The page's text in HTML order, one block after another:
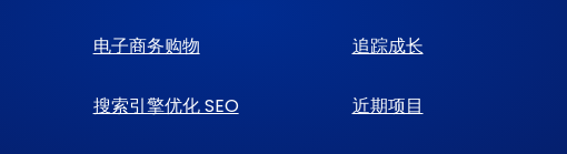
电子商务购物 追踪成长
搜索引擎优化 SEO 近期项目